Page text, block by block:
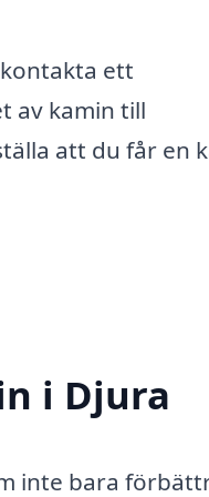
ett
av kamin till
att du får en
i Djura
inte bara